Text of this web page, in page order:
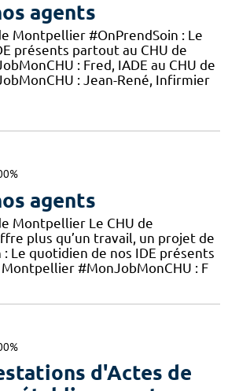
agents
Montpellier #OnPrendSoin : Le
présents partout au CHU de
: Fred, IADE au CHU de
: Jean-René, Infirmier
agents
Montpellier Le CHU de
plus qu’un travail, un projet de
: Le quotidien de nos IDE présents
#MonJobMonCHU : F
d'Actes de